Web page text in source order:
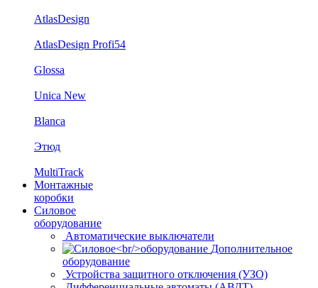
AtlasDesign
AtlasDesign Profi54
Glossa
Unica New
Blanca
Этюд
MultiTrack
Монтажные
коробки
Силовое
оборудование
Автоматические выключатели
Дополнительное
оборудование
Устройства защитного отключения (УЗО)